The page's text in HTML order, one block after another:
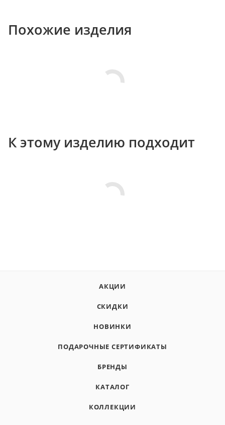
Похожие изделия
К этому изделию подходит
АКЦИИ
СКИДКИ
НОВИНКИ
ПОДАРОЧНЫЕ СЕРТИФИКАТЫ
БРЕНДЫ
КАТАЛОГ
КОЛЛЕКЦИИ